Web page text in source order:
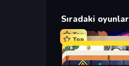
Sıradaki oyunlar
Top
Top